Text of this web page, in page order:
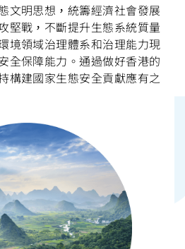
文明思想，統籌經濟社會發展
堅戰，不斷提升生態系統質量
境領域治理體系和治理能力現
全保障能力。通過做好香港的
構建國家生態安全貢獻應有之
微博 小紅書